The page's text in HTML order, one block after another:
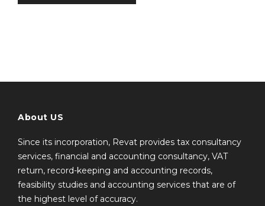
About US
Since its incorporation, Revat provides tax consultancy
services, financial and accounting consultancy, VAT
return, record-keeping and accounting records,
feasibility studies and accounting services that are of
the highest level of accuracy.